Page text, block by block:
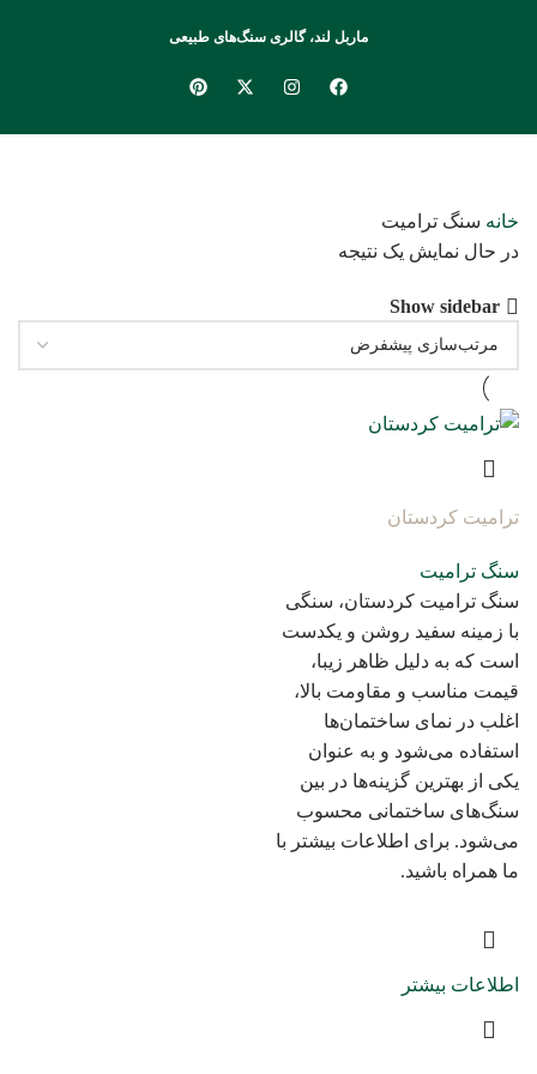
ماربل لند، گالری سنگ‌های طبیعی
خانه سنگ ترامیت
در حال نمایش یک نتیجه
Show sidebar
ترامیت کردستان
سنگ ترامیت
سنگ ترامیت کردستان، سنگی
با زمینه سفید روشن و یکدست
است که به دلیل ظاهر زیبا،
قیمت مناسب و مقاومت بالا،
اغلب در نمای ساختمان‌ها
استفاده می‌شود و به عنوان
یکی از بهترین گزینه‌ها در بین
سنگ‌های ساختمانی محسوب
می‌شود. برای اطلاعات بیشتر با
ما همراه باشید.
اطلاعات بیشتر